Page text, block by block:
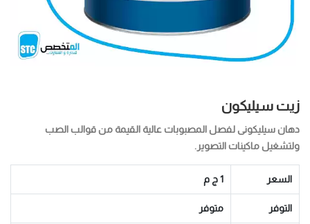
زيت سيليكون
دهان سيليكونى لفصل المصبوبات عالية القيمة من قوالب الصب
ولتشغيل ماكينات التصوير.
السعر 1 ج م
التوفر متوفر